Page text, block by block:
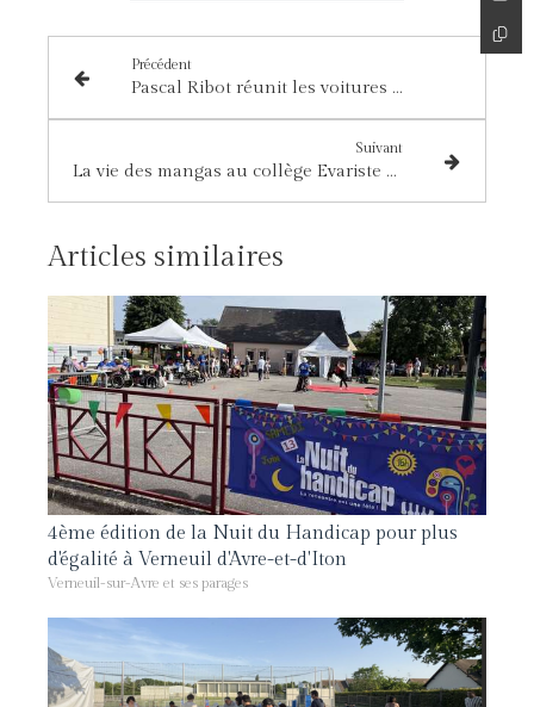
Précédent
Pascal Ribot réunit les voitures Anciennes à Saint-André
Suivant
La vie des mangas au collège Evariste Galois
Articles similaires
4ème édition de la Nuit du Handicap pour plus
d'égalité à Verneuil d'Avre-et-d'Iton
Verneuil-sur-Avre et ses parages